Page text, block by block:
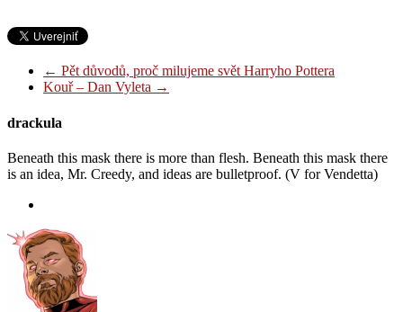
← Pět důvodů, proč milujeme svět Harryho Pottera
Kouř – Dan Vyleta →
drackula
Beneath this mask there is more than flesh. Beneath this mask there
is an idea, Mr. Creedy, and ideas are bulletproof. (V for Vendetta)